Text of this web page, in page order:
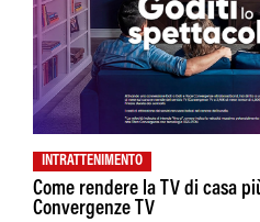
INTRATTENIMENTO
Come rendere la TV di casa
Convergenze TV